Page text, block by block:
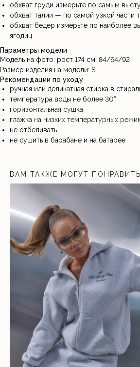
обхват груди измерьте по самым
обхват талии — по самой узкой части
обхват бедер измерьте по наиболее
ягодиц
Параметры модели
Модель на фото: рост 174 см, 84/64/92
Размер изделия на модели: S
Рекомендации по уходу
ручная или деликатная стирка в
температура воды не более 30°
горизонтальная сушка
глажка на низких температурных
не отбеливать
не сушить в барабане и на батарее
ВАМ ТАКЖЕ МОГУТ